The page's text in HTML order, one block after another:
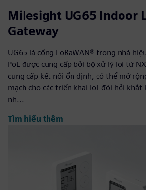
Milesight UG65 Indoor
Gateway
UG65 là cổng LoRaWAN® trong nhà
PoE được cung cấp bởi bộ xử lý lõi tứ
cung cấp kết nối ổn định, có thể mở
mạch cho các triển khai IoT đòi hỏi khắt
nh...
Tìm hiểu thêm